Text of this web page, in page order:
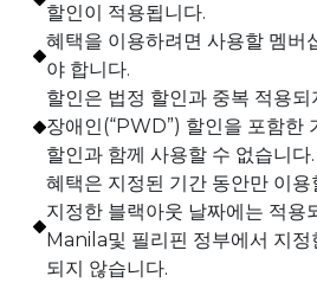
할인이 적용됩니다.
혜택을 이용하려면 사용할 멤버
야 합니다.
할인은 법정 할인과 중복 적용
장애인(“PWD”) 할인을 포함한
할인과 함께 사용할 수 없습니다.
혜택은 지정된 기간 동안만 이용
지정한 블랙아웃 날짜에는 적
Manila및 필리핀 정부에서 지정
되지 않습니다.